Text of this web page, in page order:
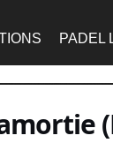
PADEL